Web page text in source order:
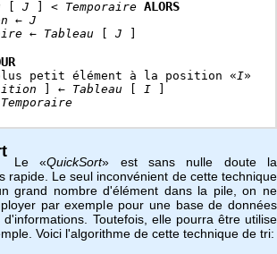
J ] < Temporaire ALORS
← J
← Tableau J
petit élément à la position « I»
] ← Tableau I
Temporaire
Le «QuickSort» est sans nulle doute la
rapide. Le seul inconvénient de cette technique
grand nombre d'élément dans la pile, on ne
par exemple pour une base de données
Toutefois, elle pourra être utilise
Voici l'algorithme de cette technique de tri: